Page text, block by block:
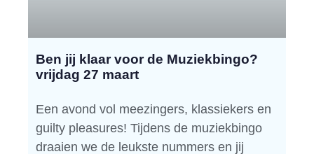
Ben jij klaar voor de Muziekbingo?
vrijdag 27 maart
Een avond vol meezingers, klassiekers en
guilty pleasures! Tijdens de muziekbingo
draaien we de leukste nummers en jij